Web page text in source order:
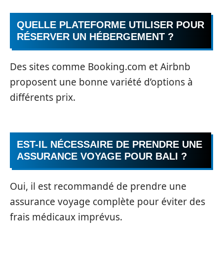
QUELLE PLATEFORME UTILISER POUR
RÉSERVER UN HÉBERGEMENT ?
Des sites comme Booking.com et Airbnb
proposent une bonne variété d’options à
différents prix.
EST-IL NÉCESSAIRE DE PRENDRE UNE
ASSURANCE VOYAGE POUR BALI ?
Oui, il est recommandé de prendre une
assurance voyage complète pour éviter des
frais médicaux imprévus.